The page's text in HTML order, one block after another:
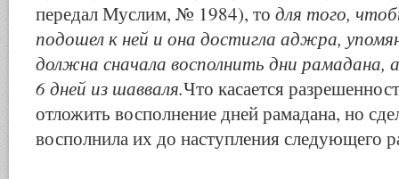
передал Муслим, № 1984), то для того,
подошел к ней и она достигла аджра,
должна сначала восполнить дни
6 дней из шавваля.Что касается
отложить восполнение дней рамадана, но
восполнила их до наступления следующего